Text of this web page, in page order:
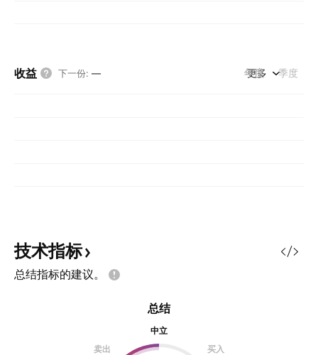
收益 下一份: — 年度 季度
更多
技术指标
总结指标的建议。
总结
中立
卖出
买入